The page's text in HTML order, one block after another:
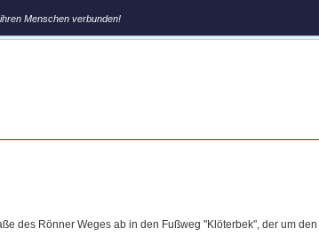
Menschen verbunden!
des Rönner Weges ab in den Fußweg "Klöterbek", der um den